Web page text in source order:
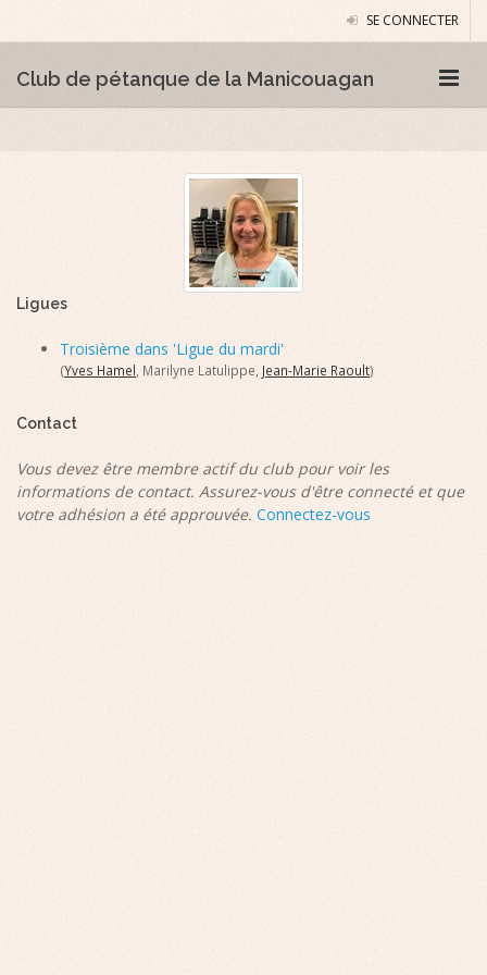
SE CONNECTER
Club de pétanque de la Manicouagan
Ligues
Troisième dans 'Ligue du mardi'
(Yves Hamel , Marilyne Latulippe, Jean-Marie Raoult)
Contact
Vous devez être membre actif du club pour voir les
informations de contact. Assurez-vous d'être connecté et que
votre adhésion a été approuvée. Connectez-vous